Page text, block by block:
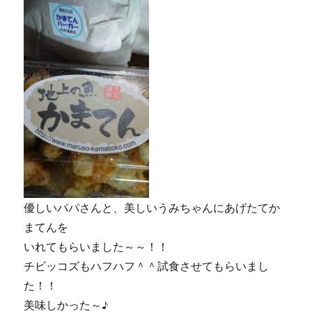
優しいパパさんと、美しいうみちゃんにあげたてか
まてんを
いれてもらいました～～！！
チビッコズもハフハフ＾＾試食させてもらいまし
た！！
美味しかった～♪